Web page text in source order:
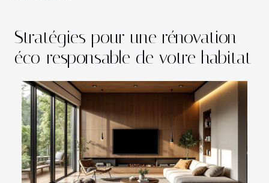
Stratégies pour une rénovation
éco-responsable de votre habitat